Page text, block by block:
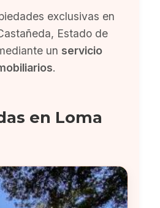
exclusivas en
Estado de
un servicio
.
en Loma